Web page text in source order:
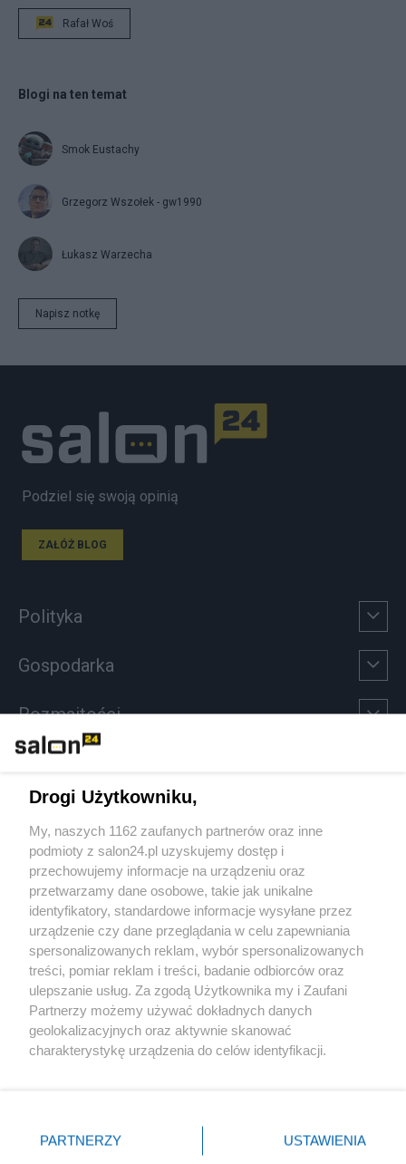
Rafał Woś
Blogi na ten temat
Smok Eustachy
Grzegorz Wszołek - gw1990
Łukasz Warzecha
Napisz notkę
Podziel się swoją opinią
ZAŁÓŻ BLOG
Polityka
Gospodarka
Rozmaitości
Sport
Społeczeństwo
Kultura
X Facebook Instagram Youtube
Drogi Użytkowniku,
My, naszych 1162 zaufanych partnerów oraz inne
podmioty z salon24.pl uzyskujemy dostęp i
przechowujemy informacje na urządzeniu oraz
przetwarzamy dane osobowe, takie jak unikalne
identyfikatory, standardowe informacje wysyłane przez
urządzenie czy dane przeglądania w celu zapewniania
spersonalizowanych reklam, wybór spersonalizowanych
treści, pomiar reklam i treści, badanie odbiorców oraz
ulepszanie usług. Za zgodą Użytkownika my i Zaufani
Partnerzy możemy używać dokładnych danych
geolokalizacyjnych oraz aktywnie skanować
charakterystykę urządzenia do celów identyfikacji.
zmienić/wycofać klikając przycisk ustawień prywatności
znajdujący się w lewym dolnym rogu strony
PARTNERZY USTAWIENIA